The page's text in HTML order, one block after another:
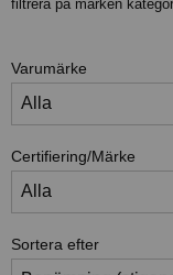
filtrera på märken
Varumärke
Certifiering/Märke
Sortera efter